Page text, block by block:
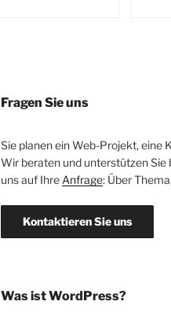
Fragen Sie uns
Sie planen ein Web-Projekt, eine
Wir beraten und unterstützen
uns auf Ihre Anfrage: Über
Kontaktieren Sie uns
Was ist WordPress?